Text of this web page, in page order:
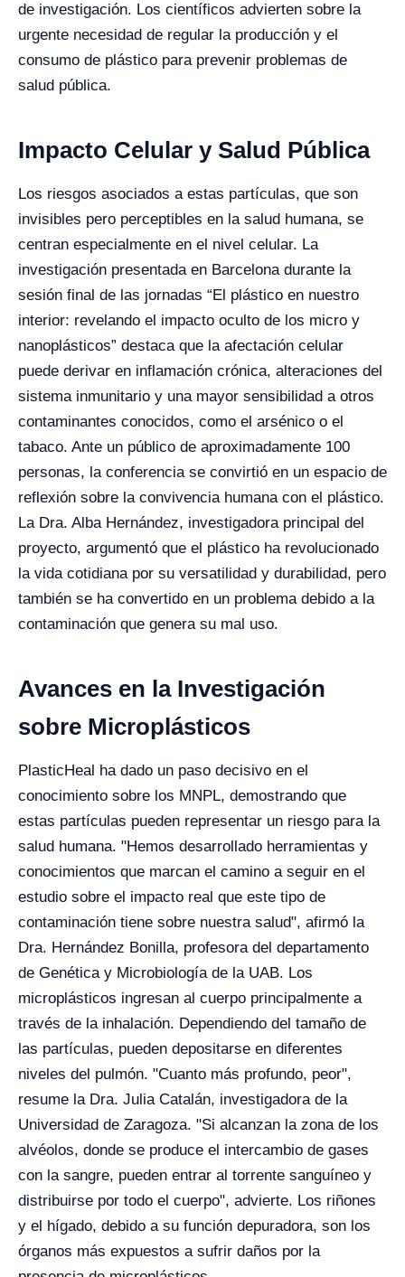
de investigación. Los científicos advierten sobre la
urgente necesidad de regular la producción y el
consumo de plástico para prevenir problemas de
salud pública.
Impacto Celular y Salud Pública
Los riesgos asociados a estas partículas, que son
invisibles pero perceptibles en la salud humana, se
centran especialmente en el nivel celular. La
investigación presentada en Barcelona durante la
sesión final de las jornadas “El plástico en nuestro
interior: revelando el impacto oculto de los micro y
nanoplásticos” destaca que la afectación celular
puede derivar en inflamación crónica, alteraciones del
sistema inmunitario y una mayor sensibilidad a otros
contaminantes conocidos, como el arsénico o el
tabaco. Ante un público de aproximadamente 100
personas, la conferencia se convirtió en un espacio de
reflexión sobre la convivencia humana con el plástico.
La Dra. Alba Hernández, investigadora principal del
proyecto, argumentó que el plástico ha revolucionado
la vida cotidiana por su versatilidad y durabilidad, pero
también se ha convertido en un problema debido a la
contaminación que genera su mal uso.
Avances en la Investigación
sobre Microplásticos
PlasticHeal ha dado un paso decisivo en el
conocimiento sobre los MNPL, demostrando que
estas partículas pueden representar un riesgo para la
salud humana. "Hemos desarrollado herramientas y
conocimientos que marcan el camino a seguir en el
estudio sobre el impacto real que este tipo de
contaminación tiene sobre nuestra salud", afirmó la
Dra. Hernández Bonilla, profesora del departamento
de Genética y Microbiología de la UAB. Los
microplásticos ingresan al cuerpo principalmente a
través de la inhalación. Dependiendo del tamaño de
las partículas, pueden depositarse en diferentes
niveles del pulmón. "Cuanto más profundo, peor",
resume la Dra. Julia Catalán, investigadora de la
Universidad de Zaragoza. "Si alcanzan la zona de los
alvéolos, donde se produce el intercambio de gases
con la sangre, pueden entrar al torrente sanguíneo y
distribuirse por todo el cuerpo", advierte. Los riñones
y el hígado, debido a su función depuradora, son los
órganos más expuestos a sufrir daños por la